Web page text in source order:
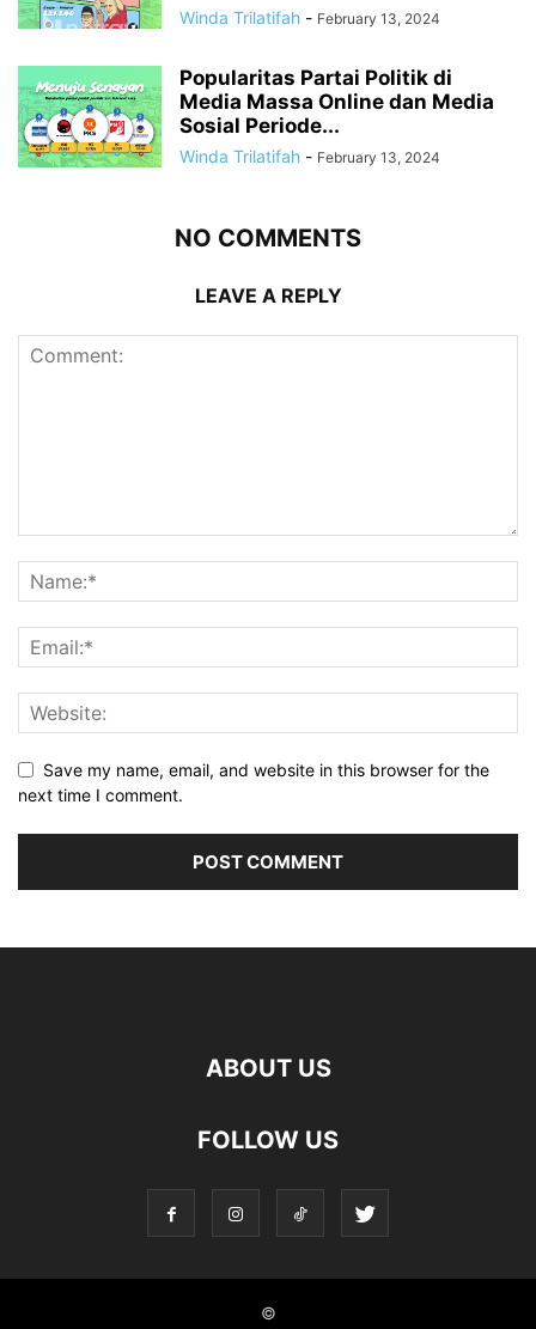
Winda Trilatifah - February 13, 2024
Popularitas Partai Politik di
Media Massa Online dan Media
Sosial Periode...
Winda Trilatifah - February 13, 2024
NO COMMENTS
LEAVE A REPLY
Save my name, email, and website in this browser for the
next time I comment.
ABOUT US
FOLLOW US
©